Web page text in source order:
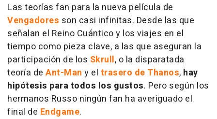
Las teorías fan para la nueva película de
Vengadores son casi infinitas. Desde las que
señalan el Reino Cuántico y los viajes en el
tiempo como pieza clave, a las que aseguran la
participación de los Skrull, o la disparatada
teoría de Ant-Man y el trasero de Thanos, hay
hipótesis para todos los gustos. Pero según los
hermanos Russo ningún fan ha averiguado el
final de Endgame.